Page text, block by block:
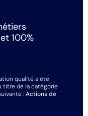
100%
qualité a été
titre de la catégorie
:Actions de